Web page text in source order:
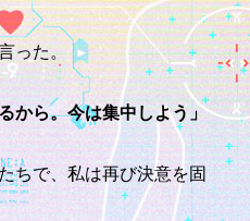
った。
から。今は集中しよう」
ちで、私は再び決意を固